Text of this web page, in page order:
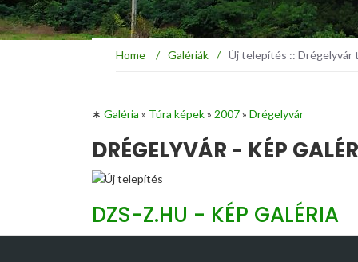
Home / Galériák / Új telepítés :: Drégelyvár
∗ Galéria » Túra képek» 2007» Drégelyvár
DRÉGELYVÁR - KÉP
DZS-Z.HU - KÉP GALÉRIA